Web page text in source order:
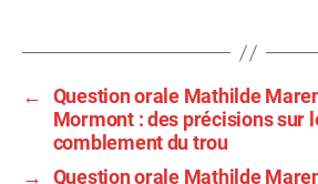
e
←
Question orale Mathilde
Mormont : des précisions sur
comblement du trou
→
Question orale Mathilde